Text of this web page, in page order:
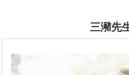
三瀦先